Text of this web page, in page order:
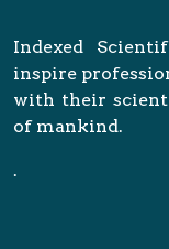
Indexed
inspire
with their
of mankind.
.